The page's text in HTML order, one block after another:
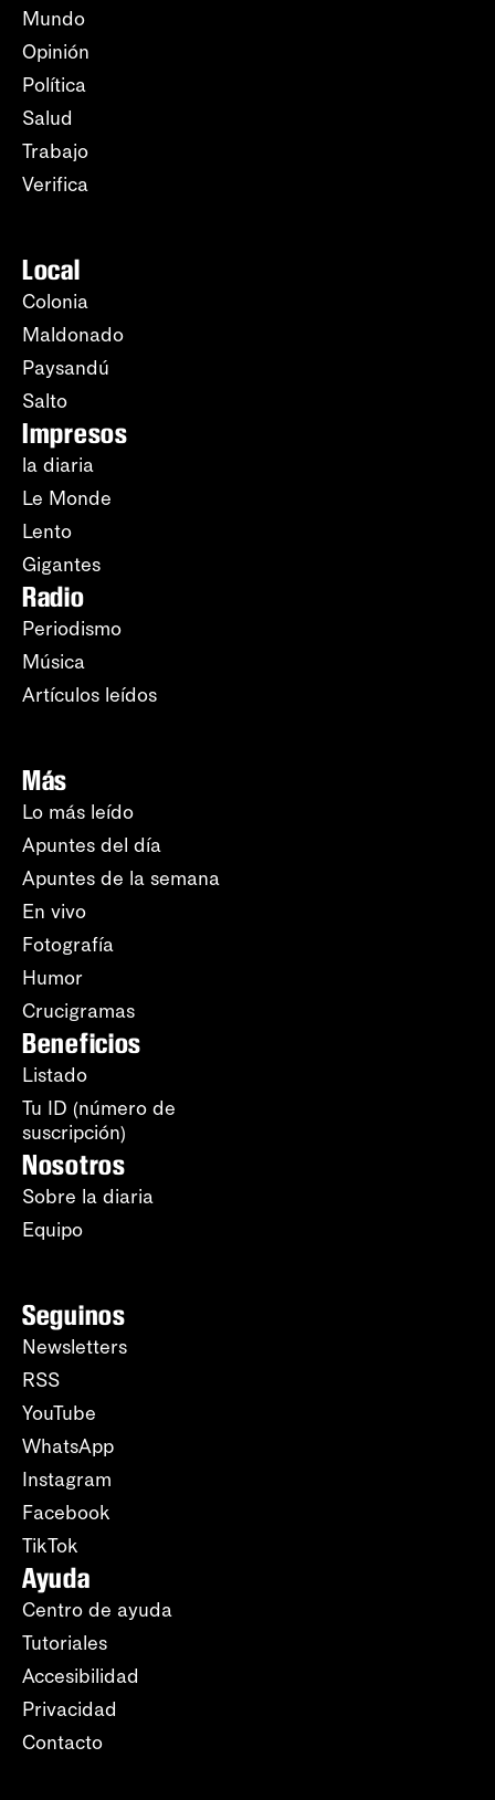
Mundo
Opinión
Política
Salud
Trabajo
Verifica
Local
Colonia
Maldonado
Paysandú
Salto
Impresos
la diaria
Le Monde
Lento
Gigantes
Radio
Periodismo
Música
Artículos leídos
Más
Lo más leído
Apuntes del día
Apuntes de la semana
En vivo
Fotografía
Humor
Crucigramas
Beneficios
Listado
Tu ID (número de
suscripción)
Nosotros
Sobre la diaria
Equipo
Seguinos
Newsletters
RSS
YouTube
WhatsApp
Instagram
Facebook
TikTok
Ayuda
Centro de ayuda
Tutoriales
Accesibilidad
Privacidad
Contacto